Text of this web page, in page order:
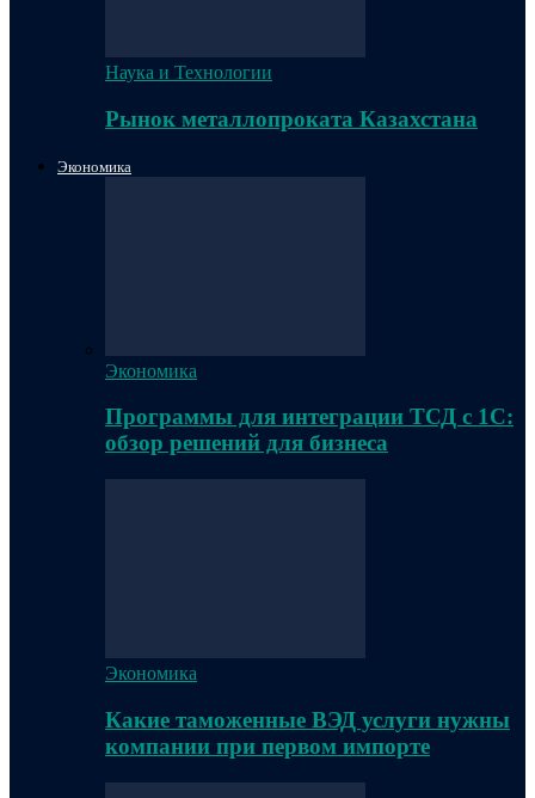
Наука и Технологии
Рынок металлопроката Казахстана
Экономика
Экономика
Программы для интеграции ТСД с 1С:
обзор решений для бизнеса
Экономика
Какие таможенные ВЭД услуги нужны
компании при первом импорте